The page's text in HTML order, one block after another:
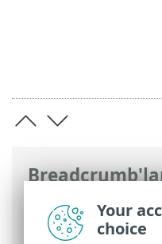
ESET Online
HOME mobil
Your
choice